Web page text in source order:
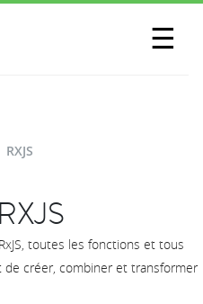
☰
NOUS
RXJS
toutes les fonctions et tous
de créer, combiner et transformer